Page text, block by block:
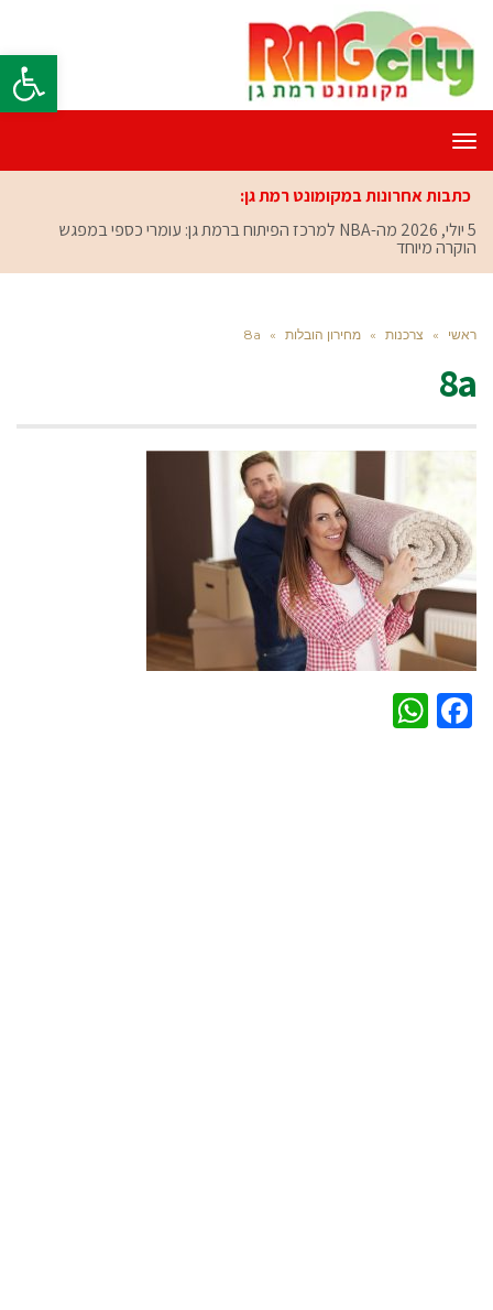
פתח
תפריט
כתבות אחרונות במקומונט רמת גן:
5 יולי, 2026
מה-NBA למרכז הפיתוח ברמת גן: עומרי כספי במפגש
הוקרה מיוחד
ראשי » צרכנות » מחירון הובלות »
8a
8a
Facebook